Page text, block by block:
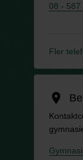
08 - 587
Fler
location_on